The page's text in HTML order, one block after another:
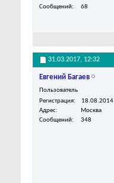
Сообщений
68
31.03.2017, 12:32
Евгений Багаев
Пользователь
Регистрация
18.08.2014
Адрес
Москва
Сообщений
348